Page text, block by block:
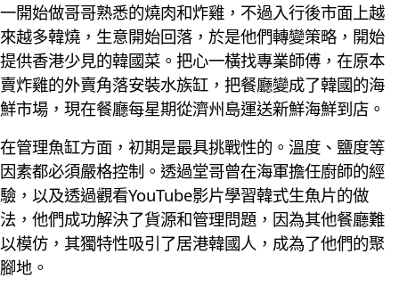
一開始做哥哥熟悉的燒肉和炸雞，不過入行後市面上越
來越多韓燒，生意開始回落，於是他們轉變策略，開始
提供香港少見的韓國菜。把心一橫找專業師傅，在原本
賣炸雞的外賣角落安裝水族缸，把餐廳變成了韓國的海
鮮市場，現在餐廳每星期從濟州島運送新鮮海鮮到店。
在管理魚缸方面，初期是最具挑戰性的。溫度、鹽度等
因素都必須嚴格控制。透過堂哥曾在海軍擔任廚師的經
驗，以及透過觀看YouTube影片學習韓式生魚片的做
法，他們成功解決了貨源和管理問題，因為其他餐廳難
以模仿，其獨特性吸引了居港韓國人，成為了他們的聚
腳地。